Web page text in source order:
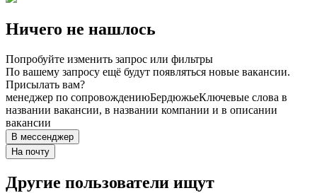
Ничего не нашлось
Попробуйте изменить запрос или фильтры
По вашему запросу ещё будут появляться новые вакансии.
Присылать вам?
менеджер по сопровождениюБердюжьеКлючевые слова в
названии вакансии, в названии компании и в описании
вакансии
В мессенджер
На почту
Другие пользователи ищут